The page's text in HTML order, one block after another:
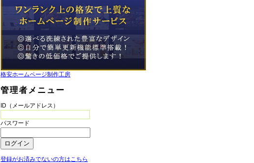
格安ホームページ制作工房
管理者メニュー
ID（メールアドレス）
パスワード
登録がお済みでないの方はこちら